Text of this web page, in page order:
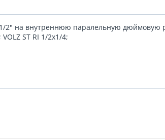
2" на внутреннюю паралельную дюймовую
ST RI 1/2x1/4;